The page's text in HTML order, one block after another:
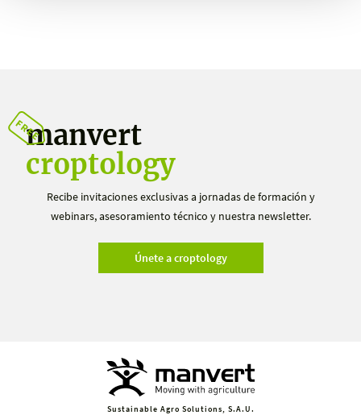
manvert
croptology
Recibe invitaciones exclusivas a jornadas de formación y
webinars, asesoramiento técnico y nuestra newsletter.
Únete a croptology
Sustainable Agro Solutions, S.A.U.